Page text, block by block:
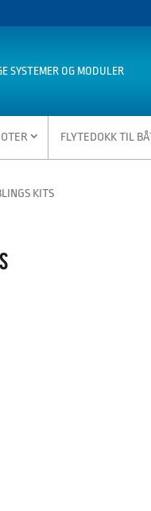
SYSTEMER OG MODULER
FLYTEDOKK TIL
KITS